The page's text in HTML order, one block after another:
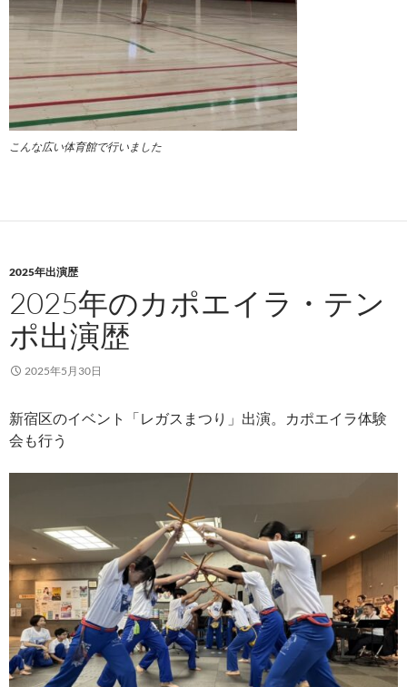
こんな広い体育館で行いました
2025年出演歴
2025年のカポエイラ・テン
ポ出演歴
2025年5月30日
新宿区のイベント「レガスまつり」出演。カポエイラ体験
会も行う